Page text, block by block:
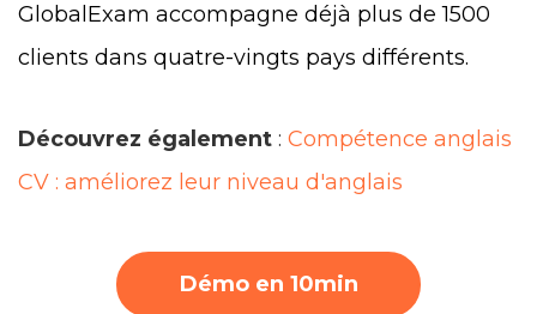
GlobalExam accompagne déjà plus de 1500
clients dans quatre-vingts pays différents.
Découvrez également : Compétence anglais
CV : améliorez leur niveau d'anglais
Démo en 10min